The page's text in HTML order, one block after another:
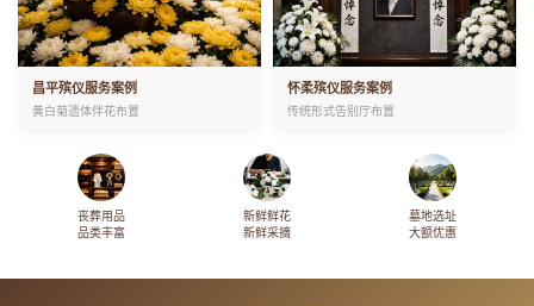
昌平殡仪服务案例
黄白菊遗体伴花布置
怀柔殡仪服务案例
传统形式告别厅布置
丧葬用品
品类丰富
新鲜鲜花
新鲜采摘
墓地选址
大额优惠